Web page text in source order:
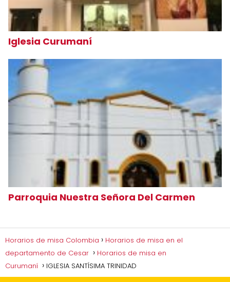
Iglesia Curumaní
Parroquia Nuestra Señora Del Carmen
Horarios de misa Colombia
Horarios de misa en el
departamento de Cesar
Horarios de misa en
Curumaní
IGLESIA SANTÍSIMA TRINIDAD